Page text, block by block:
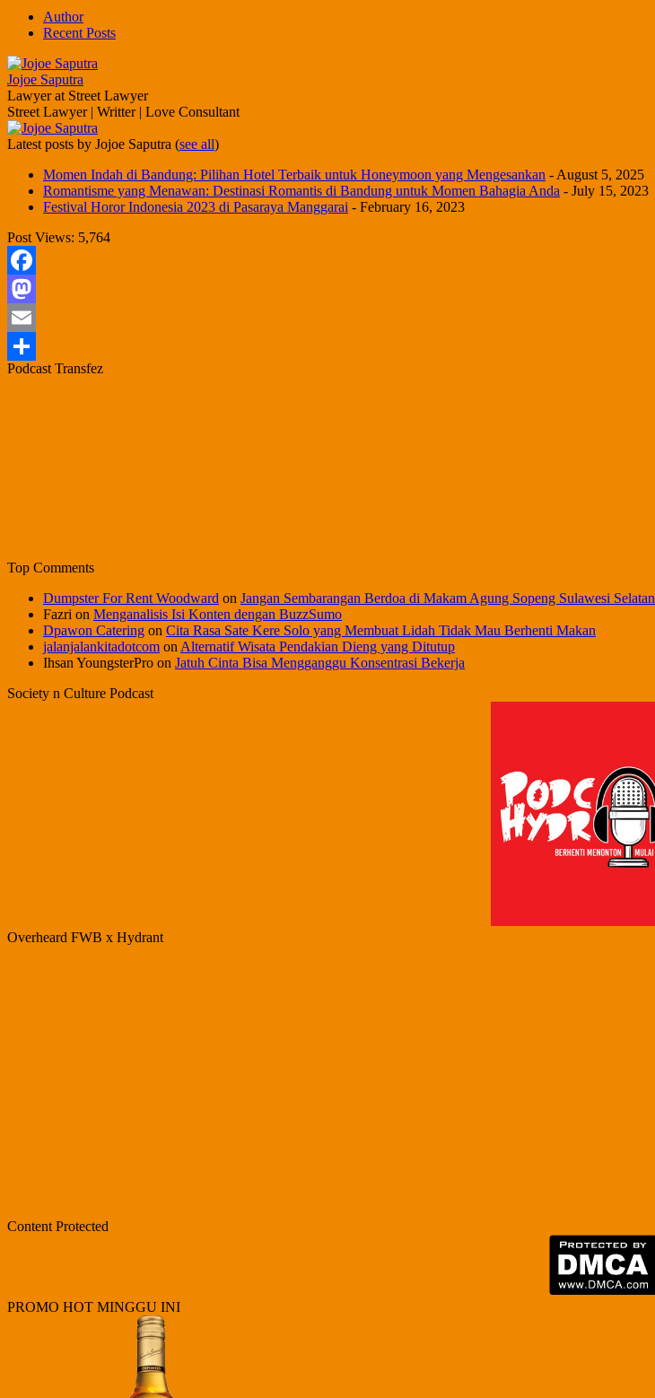
Author
Recent Posts
Jojoe Saputra
Lawyerat Street Lawyer
Street Lawyer | Writter | Love Consultant
Latest posts by Jojoe Saputra (see all)
Momen Indah di Bandung: Pilihan Hotel Terbaik untuk Honeymoon yang Mengesankan - August 5, 2025
Romantisme yang Menawan: Destinasi Romantis di Bandung untuk Momen Bahagia Anda - July 15, 2023
Festival Horor Indonesia 2023 di Pasaraya Manggarai - February 16, 2023
Post Views: 5,764
Facebook
Mastodon
Email
Share
Podcast Transfez
Top Comments
Dumpster For Rent Woodward on Jangan Sembarangan Berdoa di Makam Agung Sopeng Sulawesi Selatan
Fazri on Menganalisis Isi Konten dengan BuzzSumo
Dpawon Catering on Cita Rasa Sate Kere Solo yang Membuat Lidah Tidak Mau Berhenti Makan
jalanjalankitadotcom on Alternatif Wisata Pendakian Dieng yang Ditutup
Ihsan YoungsterPro on Jatuh Cinta Bisa Mengganggu Konsentrasi Bekerja
Society n Culture Podcast
Overheard FWB x Hydrant
Content Protected
PROMO HOT MINGGU INI